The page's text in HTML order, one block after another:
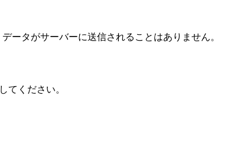
ータがサーバーに送信されることはありません。
てください。